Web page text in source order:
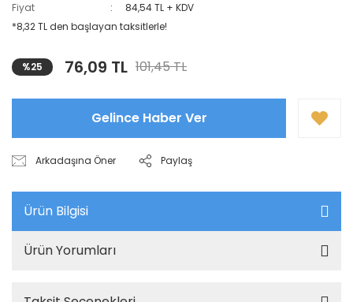
Fiyat
84,54 TL + KDV
*8,32 TL den başlayan taksitlerle!
%25 76,09 TL 101,45 TL
Gelince Haber Ver
Arkadaşına Öner Paylaş
Ürün Bilgisi
Ürün Yorumları